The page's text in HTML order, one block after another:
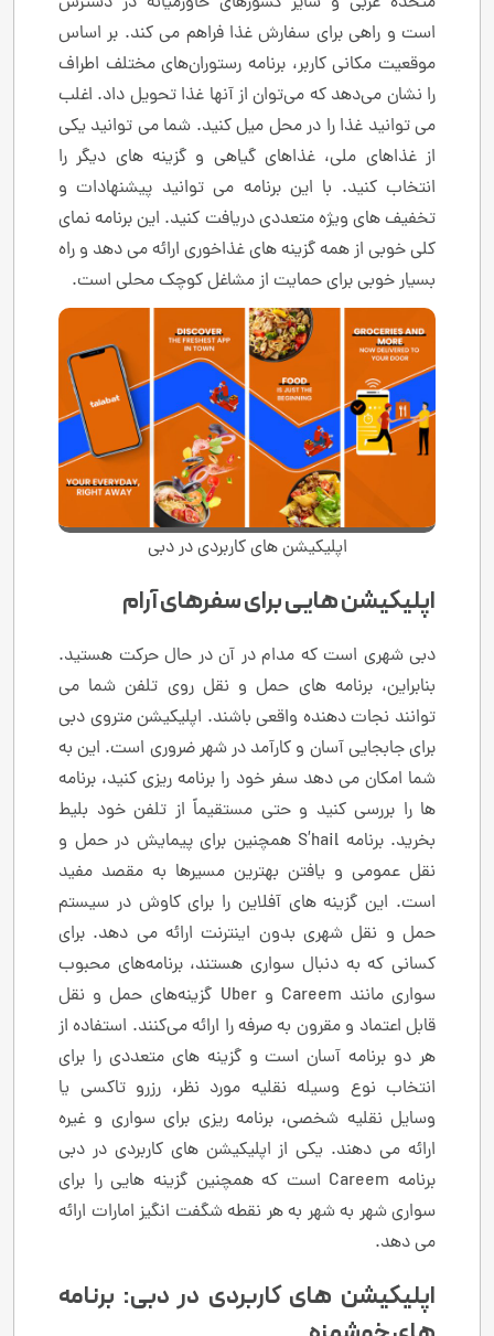
است و راهی برای سفارش غذا فراهم می کند. بر اساس
موقعیت مکانی کاربر، برنامه رستوران‌های مختلف اطراف
را نشان می‌دهد که می‌توان از آنها غذا تحویل داد. اغلب
می توانید غذا را در محل میل کنید. شما می توانید یکی
از غذاهای ملی، غذاهای گیاهی و گزینه های دیگر را
انتخاب کنید. با این برنامه می توانید پیشنهادات و
تخفیف های ویژه متعددی دریافت کنید. این برنامه نمای
کلی خوبی از همه گزینه های غذاخوری ارائه می دهد و راه
بسیار خوبی برای حمایت از مشاغل کوچک محلی است.
اپلیکیشن های کاربردی در دبی
اپلیکیشن هایی برای سفرهای آرام
دبی شهری است که مدام در آن در حال حرکت هستید.
بنابراین، برنامه های حمل و نقل روی تلفن شما می
توانند نجات دهنده واقعی باشند. اپلیکیشن متروی دبی
برای جابجایی آسان و کارآمد در شهر ضروری است. این به
شما امکان می دهد سفر خود را برنامه ریزی کنید، برنامه
ها را بررسی کنید و حتی مستقیماً از تلفن خود بلیط
بخرید. برنامه S’hail همچنین برای پیمایش در حمل و
نقل عمومی و یافتن بهترین مسیرها به مقصد مفید
است. این گزینه های آفلاین را برای کاوش در سیستم
حمل و نقل شهری بدون اینترنت ارائه می دهد. برای
کسانی که به دنبال سواری هستند، برنامه‌های محبوب
سواری مانند Careem و Uber گزینه‌های حمل و نقل
قابل اعتماد و مقرون به صرفه را ارائه می‌کنند. استفاده از
هر دو برنامه آسان است و گزینه های متعددی را برای
انتخاب نوع وسیله نقلیه مورد نظر، رزرو تاکسی یا
وسایل نقلیه شخصی، برنامه ریزی برای سواری و غیره
ارائه می دهند. یکی از اپلیکیشن های کاربردی در دبی
برنامه Careem است که همچنین گزینه هایی را برای
سواری شهر به شهر به هر نقطه شگفت انگیز امارات ارائه
می دهد.
اپلیکیشن های کاربردی در دبی: برنامه